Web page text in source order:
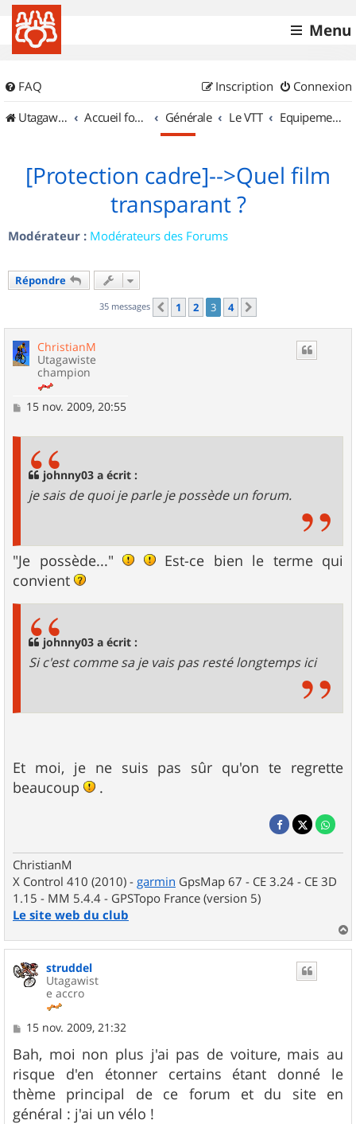
Menu
FAQ Connexion
Inscription
UtagawaVTT (Randos VTT et VTTAE avec traces GPS)
Accueil forum Générale Le VTT Equipements et Accessoires
[Protection cadre]-->Quel film
transparant ?
Modérateur : Modérateurs des Forums
Répondre
35 messages Précédent
1 2 3 4
ChristianM
Utagawiste
champion
M15 nov. 2009, 20:55
johnny03 a écrit :
je sais de quoi je parle je possède un forum.
"Je possède..."
Est-ce bien le terme qui
convient
johnny03 a écrit :
Si c'est comme sa je vais pas resté longtemps ici
Et moi, je ne suis pas sûr qu'on te regrette
beaucoup
.
ChristianM
X Control 410 (2010) - garmin GpsMap 67 - CE 3.24 - CE 3D
1.15 - MM 5.4.4 - GPSTopo France (version 5)
Le site web du club
a
u
struddel
Utagawist
e accro
M
s
s
a
g
e
15 nov. 2009, 21:32
Bah, moi non plus j'ai pas de voiture, mais au
risque d'en étonner certains étant donné le
thème principal de ce forum et du site en
général : j'ai un vélo !